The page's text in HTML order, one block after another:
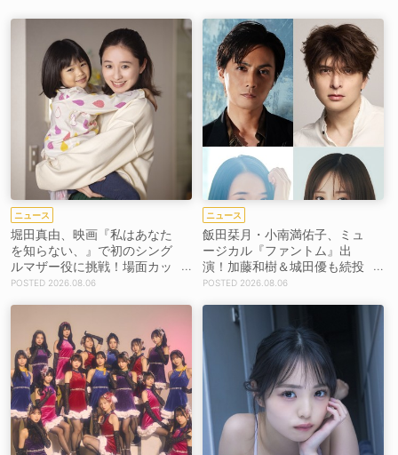
ニュース
堀田真由、映画『私はあなた
を知らない、』で初のシング
ルマザー役に挑戦！場面カッ
トを解禁！【コメントあり】
2026.08.06
ニュース
飯田栞月・小南満佑子、ミュ
ージカル『ファントム』出
演！加藤和樹＆城田優も続投
【コメントあり】
2026.08.06